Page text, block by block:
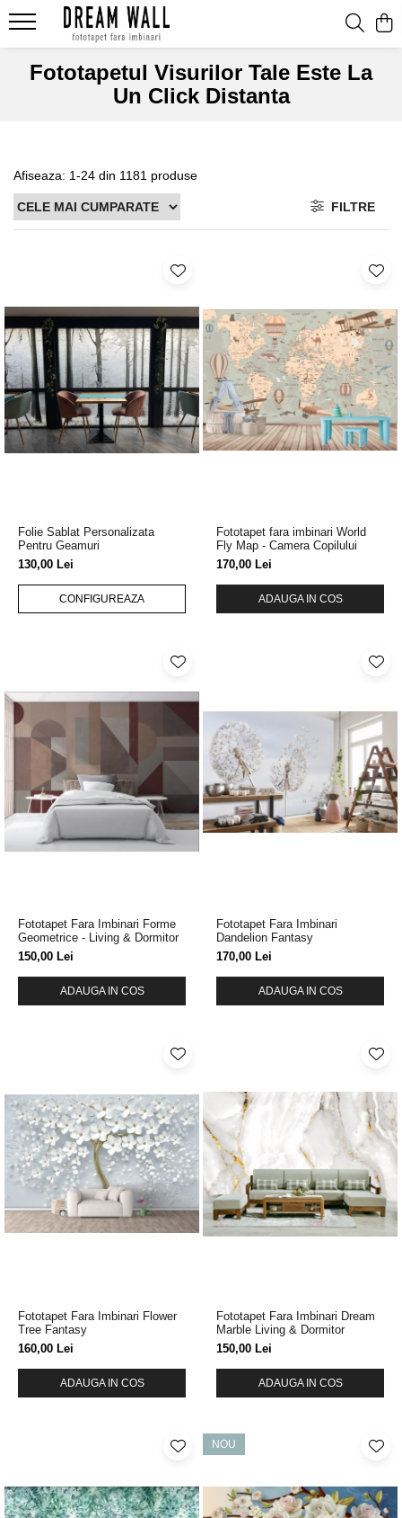
Fluid Art
Forme Geometrice
Natura
Peisaj
Pentru copii
Tropical
Watercolor
Fototapetul Visurilor Tale Este La
Un Click Distanta
Afiseaza: 1-24 din 1181 produse
FILTRE
Folie Sablat Personalizata
Pentru Geamuri
130,00 Lei
CONFIGUREAZA
Fototapet fara imbinari World
Fly Map - Camera Copilului
170,00 Lei
ADAUGA IN COS
Fototapet Fara Imbinari Forme
Geometrice - Living & Dormitor
150,00 Lei
ADAUGA IN COS
Fototapet Fara Imbinari
Dandelion Fantasy
170,00 Lei
ADAUGA IN COS
Fototapet Fara Imbinari Flower
Tree Fantasy
160,00 Lei
ADAUGA IN COS
Fototapet Fara Imbinari Dream
Marble Living & Dormitor
150,00 Lei
ADAUGA IN COS
NOU